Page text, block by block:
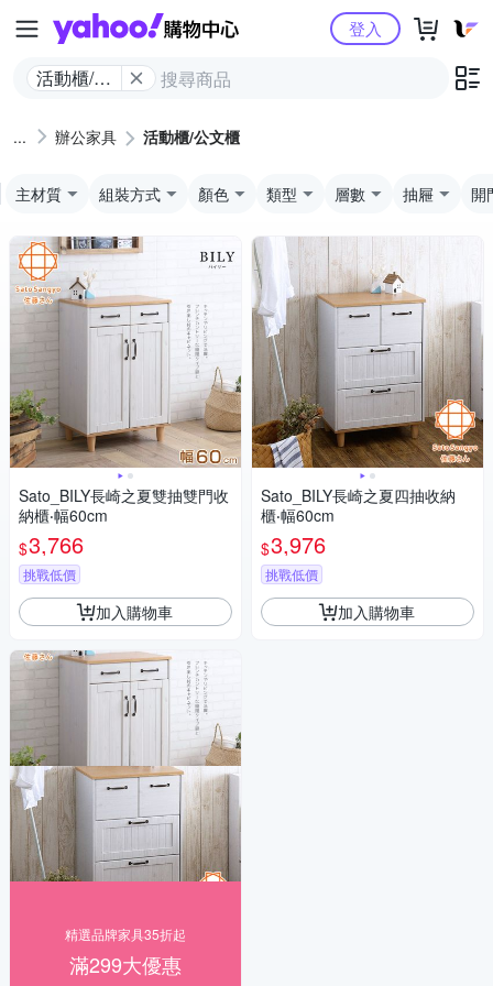
Yahoo購物中心
活動櫃/公
登入
辦公家具 活動櫃/公文櫃
主材質 組裝方式 顏色 類型 層數 抽屜 開
Sato_BILY長崎之夏雙抽雙門收
納櫃‧幅60cm
$3,766
挑戰低價
加入購物車
精選品牌家具35折起
滿299大優惠
Sato_BILY長崎之夏四抽收納
櫃‧幅60cm
$3,976
挑戰低價
加入購物車